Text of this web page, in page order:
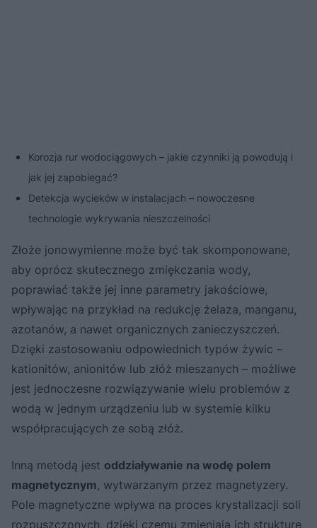
Korozja rur wodociągowych – jakie czynniki ją powodują i
jak jej zapobiegać?
Detekcja wycieków w instalacjach – nowoczesne
technologie wykrywania nieszczelności
Złoże jonowymienne może być tak skomponowane,
aby oprócz skutecznego zmiękczania wody,
poprawiać także jej inne parametry jakościowe,
wpływając na przykład na redukcję żelaza, manganu,
azotanów, a nawet organicznych zanieczyszczeń.
Dzięki zastosowaniu odpowiednich typów żywic –
kationitów, anionitów lub złóż mieszanych – możliwe
jest jednoczesne rozwiązywanie wielu problemów z
wodą w jednym urządzeniu lub w systemie kilku
współpracujących ze sobą złóż.
Inną metodą jest oddziaływanie na wodę polem
magnetycznym, wytwarzanym przez magnetyzery.
Pole magnetyczne wpływa na proces krystalizacji soli
rozpuszczonych, dzięki czemu zmieniają ich strukturę